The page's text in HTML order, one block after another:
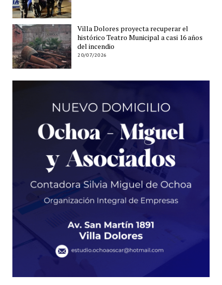
Villa Dolores proyecta recuperar el
histórico Teatro Municipal a casi 16 años
del incendio
20/07/2026